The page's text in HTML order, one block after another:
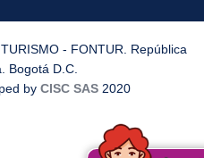
- FONTUR. República
Bogotá D.C.
by CISC SAS 2020